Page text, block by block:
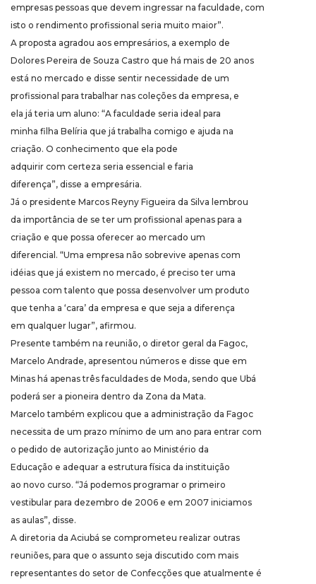
empresas pessoas que devem ingressar na faculdade, com
isto o rendimento profissional seria muito maior”.
A proposta agradou aos empresários, a exemplo de
Dolores Pereira de Souza Castro que há mais de 20 anos
está no mercado e disse sentir necessidade de um
profissional para trabalhar nas coleções da empresa, e
ela já teria um aluno: “A faculdade seria ideal para
minha filha Belíria que já trabalha comigo e ajuda na
criação. O conhecimento que ela pode
adquirir com certeza seria essencial e faria
diferença”, disse a empresária.
Já o presidente Marcos Reyny Figueira da Silva lembrou
da importância de se ter um profissional apenas para a
criação e que possa oferecer ao mercado um
diferencial. “Uma empresa não sobrevive apenas com
idéias que já existem no mercado, é preciso ter uma
pessoa com talento que possa desenvolver um produto
que tenha a ‘cara’ da empresa e que seja a diferença
em qualquer lugar”, afirmou.
Presente também na reunião, o diretor geral da Fagoc,
Marcelo Andrade, apresentou números e disse que em
Minas há apenas três faculdades de Moda, sendo que Ubá
poderá ser a pioneira dentro da Zona da Mata.
Marcelo também explicou que a administração da Fagoc
necessita de um prazo mínimo de um ano para entrar com
o pedido de autorização junto ao Ministério da
Educação e adequar a estrutura física da instituição
ao novo curso. “Já podemos programar o primeiro
vestibular para dezembro de 2006 e em 2007 iniciamos
as aulas”, disse.
A diretoria da Aciubá se comprometeu realizar outras
reuniões, para que o assunto seja discutido com mais
representantes do setor de Confecções que atualmente é